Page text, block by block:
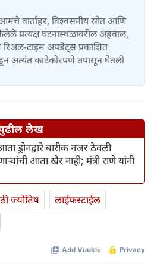
वार्ताहर, विश्वसनीय स्रोत आणि
प्रत्यक्ष घटनास्थळावरील अहवाल,
टाइम अपडेट्स प्रकाशित
अत्यंत काटेकोरपणे तपासून घेतली
लेख
ड्रोनद्वारे बारीक नजर ठेवली
आता खैर नाही; मंत्री राणे यांनी
ज्योतिष
लाईफस्टाईल